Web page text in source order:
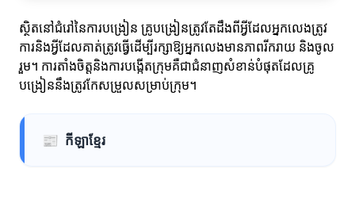
ស្ថិតនៅជំរៅនៃការបង្រៀន គ្រូបង្រៀនត្រូវតែដឹងពីអ្វីដែលអ្នកលេងត្រូវ
ការនិងអ្វីដែលគាត់ត្រូវធ្វើដើម្បីរក្សាឱ្យអ្នកលេងមានភាពរីករាយ និងចូល
រួម។ ការតាំងចិត្តនិងការបង្កើតក្រុមគឺជាជំនាញសំខាន់បំផុតដែលគ្រូ
បង្រៀននឹងត្រូវកែសម្រួលសម្រាប់ក្រុម។
📰 កីឡាខ្មែរ